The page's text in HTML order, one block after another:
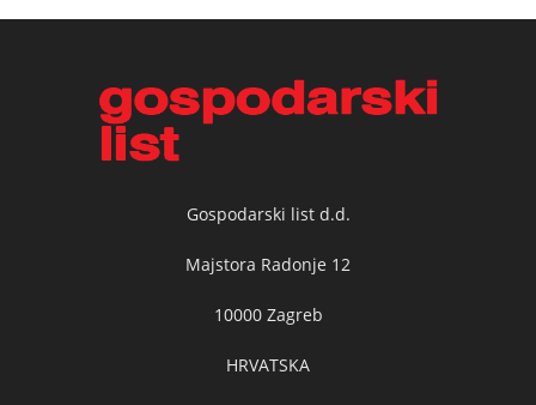
Gospodarski list d.d.
Majstora Radonje 12
10000 Zagreb
HRVATSKA